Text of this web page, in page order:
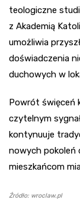
teologiczne
z Akademią
umożliwia
doświadczenia
duchowych w
Powrót święceń
czytelnym
kontynuuje
nowych pokoleń
mieszkańcom
Źródło: wroclaw.pl